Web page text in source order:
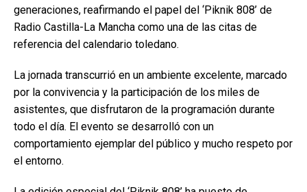
generaciones, reafirmando el papel del ‘Piknik 808’ de
Radio Castilla-La Mancha como una de las citas de
referencia del calendario toledano.
La jornada transcurrió en un ambiente excelente, marcado
por la convivencia y la participación de los miles de
asistentes, que disfrutaron de la programación durante
todo el día. El evento se desarrolló con un
comportamiento ejemplar del público y mucho respeto por
el entorno.